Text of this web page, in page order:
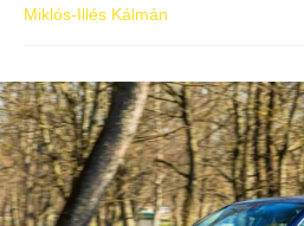
Miklós-Illés Kálmán